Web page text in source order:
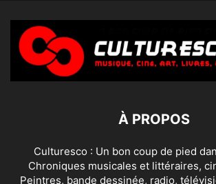
À PROPOS
Culturesco : Un bon coup de pied
Chroniques musicales et littéraires,
Peintres, bande dessinée, radio,